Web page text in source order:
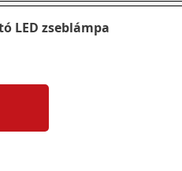
LED zseblámpa